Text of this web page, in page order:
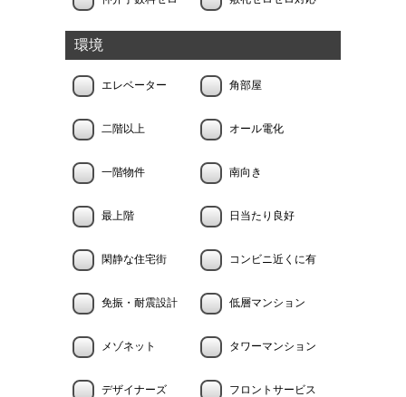
環境
エレベーター 角部屋
二階以上 オール電化
一階物件 南向き
最上階 日当たり良好
閑静な住宅街 コンビニ近くに有
免振・耐震設計 低層マンション
メゾネット タワーマンション
デザイナーズ フロントサービス